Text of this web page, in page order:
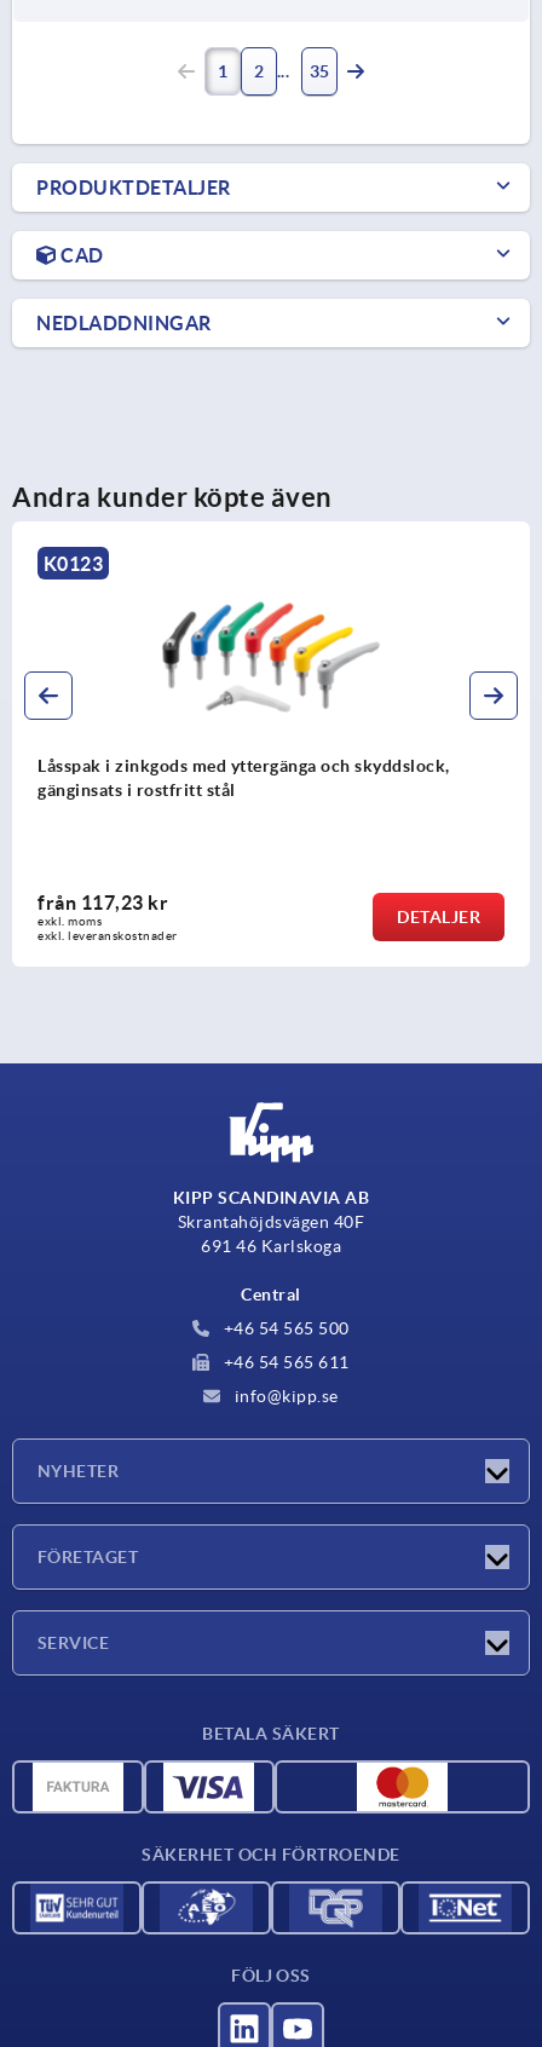
1 2 35
PRODUKTDETALJER
CAD
NEDLADDNINGAR
Andra kunder köpte även
K0123
Låsspak i zinkgods med yttergänga och skyddslock,
gänginsats i rostfritt stål
från 117,23 kr
exkl. moms
exkl. leveranskostnader
DETALJER
KIPP SCANDINAVIA AB
Skrantahöjdsvägen 40F
691 46 Karlskoga
Central
+46 54 565 500
+46 54 565 611
info@kipp.se
NYHETER
FÖRETAGET
SERVICE
CAD-data
BETALA SÄKERT
SÄKERHET OCH FÖRTROENDE
FÖLJ OSS